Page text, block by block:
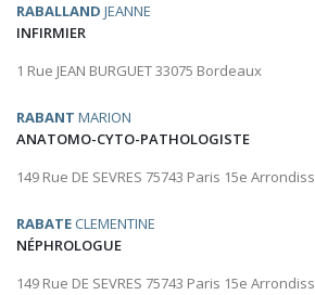
RABALLAND JEANNE
INFIRMIER
1 Rue JEAN BURGUET 33075 Bordeaux
RABANT MARION
ANATOMO-CYTO-PATHOLOGISTE
149 Rue DE SEVRES 75743 Paris 15e
RABATE CLEMENTINE
NÉPHROLOGUE
149 Rue DE SEVRES 75743 Paris 15e